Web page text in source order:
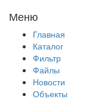
Меню
Главная
Каталог
Фильтр
Файлы
Новости
Объекты